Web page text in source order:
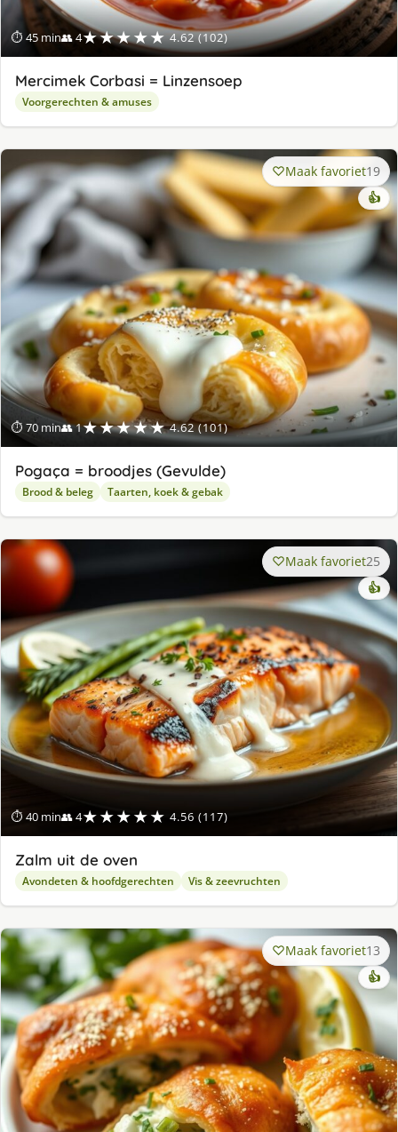
⏱ 45 min👥 4★★★★★ 4.62 (102)
Mercimek Corbasi = Linzensoep
Voorgerechten & amuses
⏱ 70 min👥 1★★★★★ 4.62 (101)
Maak favoriet19
👍
Pogaça = broodjes (Gevulde)
Brood & beleg Taarten, koek & gebak
⏱ 40 min👥 4★★★★★ 4.56 (117)
Maak favoriet25
👍
Zalm uit de oven
Avondeten & hoofdgerechten Vis & zeevruchten
Maak favoriet13
👍